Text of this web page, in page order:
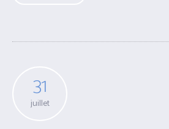
31
juillet